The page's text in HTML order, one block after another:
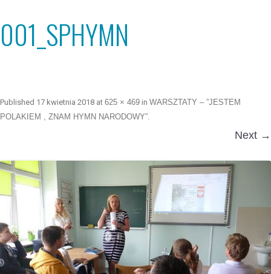
001_SPHYMN
Published 17 kwietnia 2018 at 625 × 469 in WARSZTATY – ”JESTEM
POLAKIEM , ZNAM HYMN NARODOWY”.
Next →